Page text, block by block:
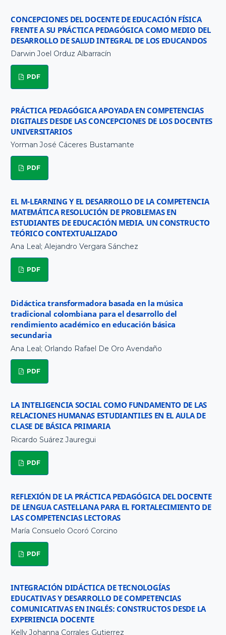
CONCEPCIONES DEL DOCENTE DE EDUCACIÓN FÍSICA
FRENTE A SU PRÁCTICA PEDAGÓGICA COMO MEDIO DEL
DESARROLLO DE SALUD INTEGRAL DE LOS EDUCANDOS
Darwin Joel Orduz Albarracín
PDF
PRÁCTICA PEDAGÓGICA APOYADA EN COMPETENCIAS
DIGITALES DESDE LAS CONCEPCIONES DE LOS DOCENTES
UNIVERSITARIOS
Yorman José Cáceres Bustamante
PDF
EL M-LEARNING Y EL DESARROLLO DE LA COMPETENCIA
MATEMÁTICA RESOLUCIÓN DE PROBLEMAS EN
ESTUDIANTES DE EDUCACIÓN MEDIA. UN CONSTRUCTO
TEÓRICO CONTEXTUALIZADO
Ana Leal; Alejandro Vergara Sánchez
PDF
Didáctica transformadora basada en la música
tradicional colombiana para el desarrollo del
rendimiento académico en educación básica
secundaria
Ana Leal; Orlando Rafael De Oro Avendaño
PDF
LA INTELIGENCIA SOCIAL COMO FUNDAMENTO DE LAS
RELACIONES HUMANAS ESTUDIANTILES EN EL AULA DE
CLASE DE BÁSICA PRIMARIA
Ricardo Suárez Jauregui
PDF
REFLEXIÓN DE LA PRÁCTICA PEDAGÓGICA DEL DOCENTE
DE LENGUA CASTELLANA PARA EL FORTALECIMIENTO DE
LAS COMPETENCIAS LECTORAS
María Consuelo Ocoró Corcino
PDF
INTEGRACIÓN DIDÁCTICA DE TECNOLOGÍAS
EDUCATIVAS Y DESARROLLO DE COMPETENCIAS
COMUNICATIVAS EN INGLÉS: CONSTRUCTOS DESDE LA
EXPERIENCIA DOCENTE
Kelly Johanna Corrales Gutierrez